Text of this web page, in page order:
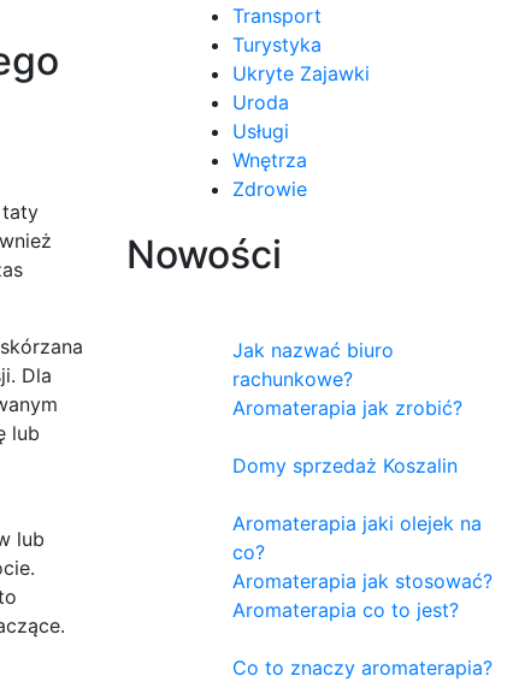
taty
Dla
lub
lub
Transport
Turystyka
Ukryte Zajawki
Uroda
Usługi
Wnętrza
Zdrowie
Nowości
Jak nazwać biuro
rachunkowe?
Aromaterapia jak zrobić?
Domy sprzedaż Koszalin
Aromaterapia jaki olejek na
co?
Aromaterapia jak stosować?
Aromaterapia co to jest?
Co to znaczy aromaterapia?